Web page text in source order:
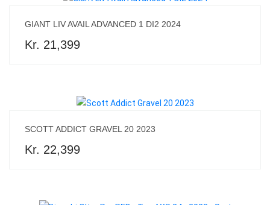
GIANT LIV AVAIL ADVANCED 1 DI2 2024
Kr. 21,399
SCOTT ADDICT GRAVEL 20 2023
Kr. 22,399